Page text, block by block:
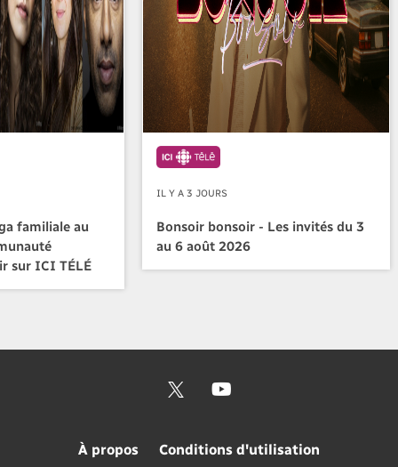
familiale au
sur ICI TÉLÉ
IL Y A 3 JOURS
Bonsoir bonsoir - Les invités du 3
au 6 août 2026
À propos Conditions d'utilisation